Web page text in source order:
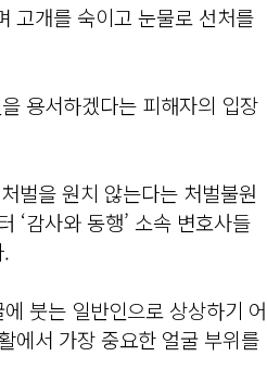
고개를 숙이고 눈물로 선처를
용서하겠다는 피해자의 입장
벌을 원치 않는다는 처벌불원
‘감사와 동행’ 소속 변호사들
붓는 일반인으로 상상하기 어
에서 가장 중요한 얼굴 부위를